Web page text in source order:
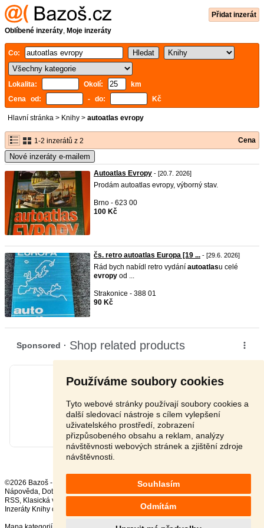
Používáme soubory cookies
Tyto webové stránky používají soubory cookies a
další sledovací nástroje s cílem vylepšení
uživatelského prostředí, zobrazení
přizpůsobeného obsahu a reklam, analýzy
návštěvnosti webových stránek a zjištění zdroje
návštěvnosti.
Souhlasím
Odmítám
Přidat inzerát
Oblíbené inzeráty, Moje inzeráty
Co:
Lokalita: Okolí:
km
Cena od:
- do: Kč
Hlavní stránka > Knihy > autoatlas evropy
1-2 inzerátů z 2 Cena
Nové inzeráty e-mailem
Autoatlas Evropy - [20.7. 2026]
Prodám autoatlas evropy, výborný stav.
Brno - 623 00
100 Kč
čs. retro autoatlas Europa [19 ... - [29.6. 2026]
Rád bych nabídl retro vydání autoatlasu celé
evropy od ...
Strakonice - 388 01
90 Kč
©2026 Bazoš -
Nápověda, Dotazy ,
,
RSS,
Inzeráty Knihy celkem:
, za 24 hodin:566